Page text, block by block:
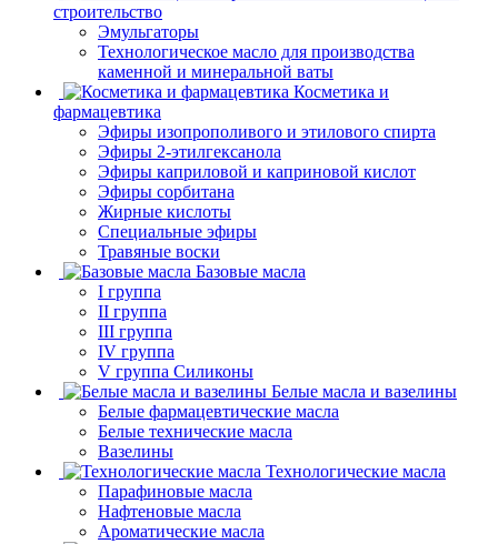
строительство
Эмульгаторы
Технологическое масло для производства
каменной и минеральной ваты
Косметика и
фармацевтика
Эфиры изопрополивого и этилового спирта
Эфиры 2-этилгексанола
Эфиры каприловой и каприновой кислот
Эфиры сорбитана
Жирные кислоты
Специальные эфиры
Травяные воски
Базовые масла
I группа
II группа
III группа
IV группа
V группа Силиконы
Белые масла и вазелины
Белые фармацевтические масла
Белые технические масла
Вазелины
Технологические масла
Парафиновые масла
Нафтеновые масла
Ароматические масла